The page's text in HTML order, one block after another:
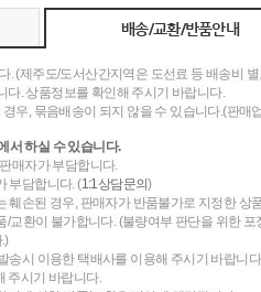
배송/교환/반품안내
. (제주도/도서산간지역은 도선료 등 배송비
다. 상품정보를 확인해 주시기 바랍니다.
경우, 묶음배송이 되지 않을 수 있습니다.(판
서 하실 수 있습니다.
매자가 부담합니다.
부담합니다. (1:1상담문의)
훼손된 경우, 판매자가 반품불가로 지정한 상
환이 불가합니다. (불량여부 판단을 위한
송시 이용한 택배사를 이용해 주시기 바랍니
주시기 바랍니다.